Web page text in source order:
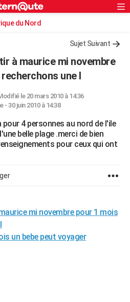
du Nord
Sujet Suivant
à maurice mi novembre
une l
le 20 mars 2010 à 14:36
- 30 juin 2010 à 14:38
4 personnes au nord de l'ile
belle plage .merci de bien
pour ceux qui ont
mi novembre pour 1 mois
un bebe peut voyager